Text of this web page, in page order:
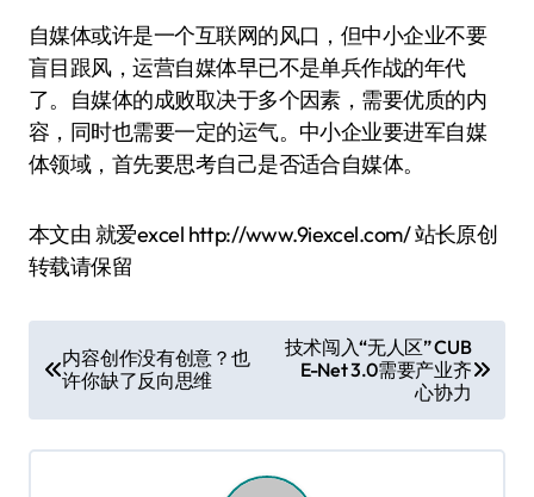
自媒体或许是一个互联网的风口，但中小企业不要
盲目跟风，运营自媒体早已不是单兵作战的年代
了。自媒体的成败取决于多个因素，需要优质的内
容，同时也需要一定的运气。中小企业要进军自媒
体领域，首先要思考自己是否适合自媒体。
本文由 就爱excel http://www.9iexcel.com/ 站长原创
转载请保留
章
导
航
内容创作没有创意？也
许你缺了反向思维
技术闯入“无人区” CUB
E-Net 3.0需要产业齐
心协力